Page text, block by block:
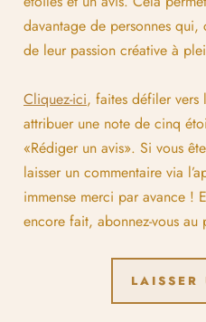
davantage de personnes
de leur passion créative à
Cliquez-ici, faites défiler
attribuer une note de cinq
«Rédiger un avis». Si vous
laisser un commentaire via
immense merci par avance !
encore fait, abonnez-vous au
LAISSER